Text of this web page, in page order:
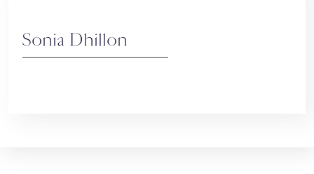
Sonia Dhillon